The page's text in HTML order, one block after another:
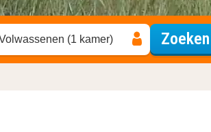
(1 kamer) Zoeken